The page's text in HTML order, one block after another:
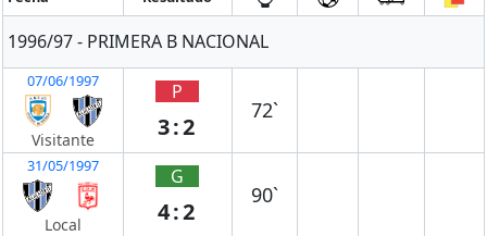
1996/97 - PRIMERA B NACIONAL
07/06/1997
Visitante
P
3:2
72`
31/05/1997
Local
G
4:2
90`